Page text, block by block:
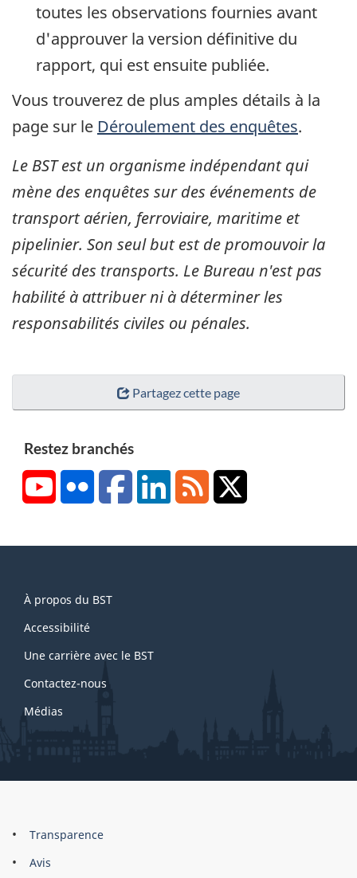
toutes les observations fournies avant
d'approuver la version définitive du
rapport, qui est ensuite publiée.
Vous trouverez de plus amples détails à la
page sur le Déroulement des enquêtes.
Le BST est un organisme indépendant qui
mène des enquêtes sur des événements de
transport aérien, ferroviaire, maritime et
pipelinier. Son seul but est de promouvoir la
sécurité des transports. Le Bureau n'est pas
habilité à attribuer ni à déterminer les
responsabilités civiles ou pénales.
Partagez cette page
Restez branchés
YouTubeFlickr FacebookLinkedInRSS
this
site
À propos du BST
Accessibilité
Une carrière avec le BST
Contactez-nous
Médias
About
this
Brand
Transparence
Avis